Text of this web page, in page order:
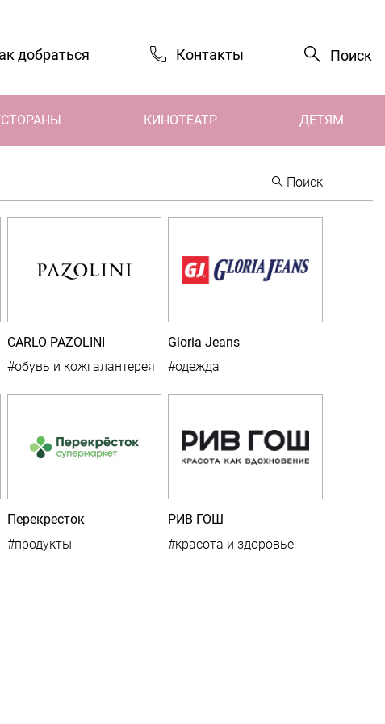
добраться Контакты Поиск
КИНОТЕАТР ДЕТЯМ
Поиск
CARLO PAZOLINI
#обувь и кожгалантерея
Gloria Jeans
#одежда
Перекресток
#продукты
РИВ ГОШ
#красота и здоровье